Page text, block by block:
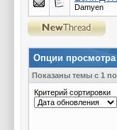
Damyen
Опции просмотра
Показаны темы с 1 по
Критерий сортировки